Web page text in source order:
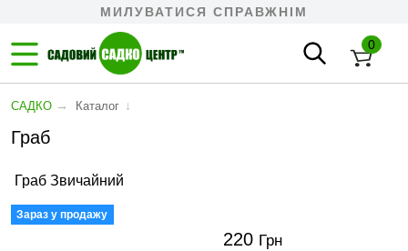
МИЛУВАТИСЯ СПРАВЖНІМ
0
САДКО → Каталог ↓
Граб
Граб Звичайний
Зараз у продажу
220 Грн